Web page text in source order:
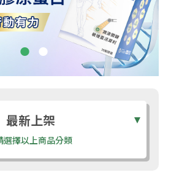
最新上架
選擇以上商品分類